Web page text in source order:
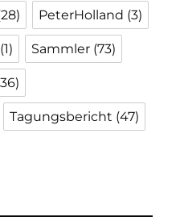
PeterHolland (3)
(1) Sammler (73)
Tagungsbericht (47)